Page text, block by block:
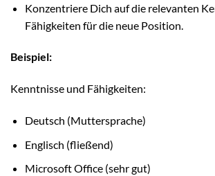
Konzentriere Dich auf die relevanten
Fähigkeiten für die neue Position.
Beispiel:
Kenntnisse und Fähigkeiten:
Deutsch (Muttersprache)
Englisch (fließend)
Microsoft Office (sehr gut)